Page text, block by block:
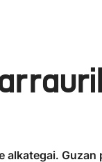
alkategai.